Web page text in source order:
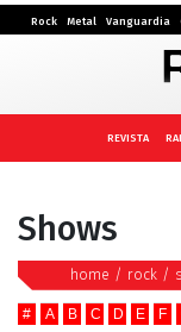
Rock Metal Vanguardia
REVISTA
Shows
home / rock /
# A B C D E F